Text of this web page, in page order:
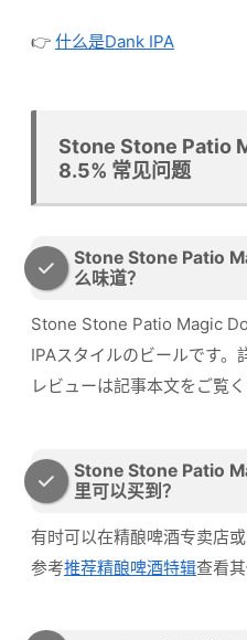
👉 什么是Dank IPA
Stone Stone Patio
8.5% 常见问题
Stone Stone Patio
么味道？
Stone Stone Patio Magic
IPAスタイルのビールです。
レビューは記事本文をご覧く
Stone Stone Patio
里可以买到？
有时可以在精酿啤酒专卖店
参考推荐精酿啤酒特辑查看其